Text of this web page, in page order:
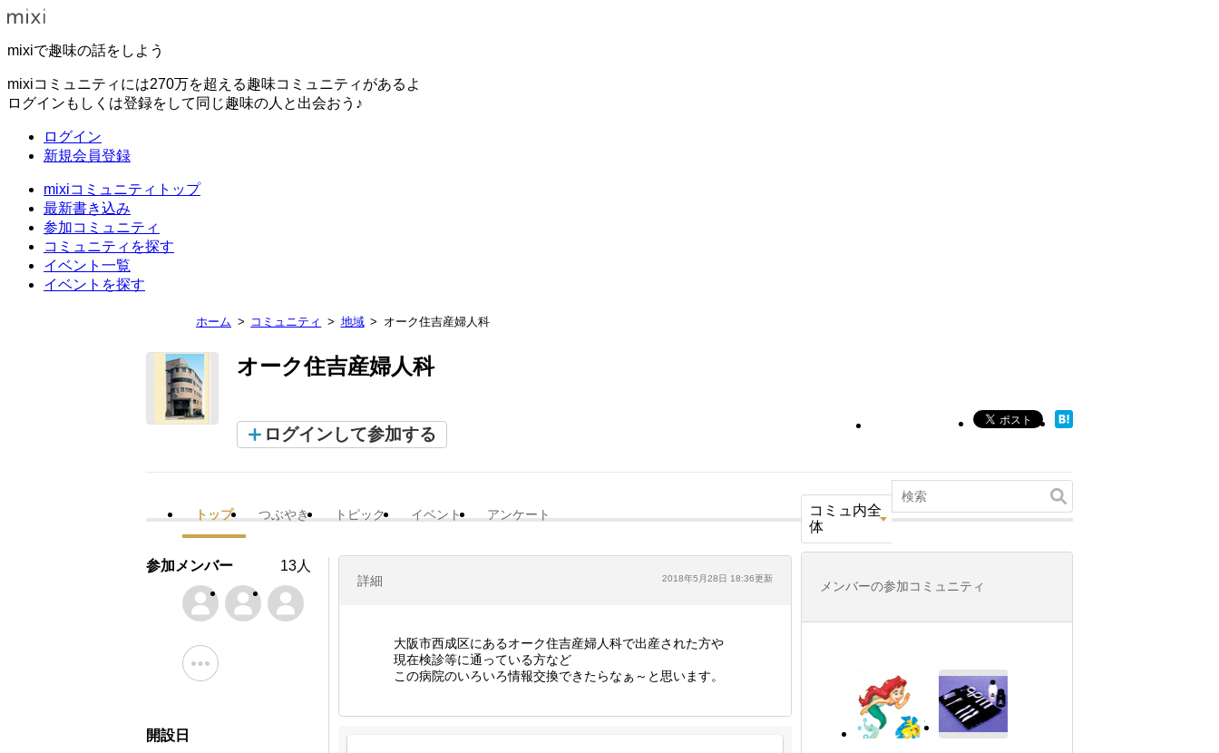
mixiで趣味の話をしよう
mixiコミュニティには270万を超える趣味コミュニティがあるよ
ログインもしくは登録をして同じ趣味の人と出会おう♪
ログイン
新規会員登録
mixiコミュニティトップ
最新書き込み
参加コミュニティ
コミュニティを探す
イベント一覧
イベントを探す
ホーム コミュニティ 地域 オーク住吉産婦人科
オーク住吉産婦人科
ログインして参加する
トップ つぶやき トピック イベント アンケート
コミュ内全
体
詳細 2018年5月28日 18:36更新
大阪市西成区にあるオーク住吉産婦人科で出産された方や
現在検診等に通っている方など
この病院のいろいろ情報交換できたらなぁ～と思います。
参加メンバー 13人
開設日
メンバーの参加コミュニティ